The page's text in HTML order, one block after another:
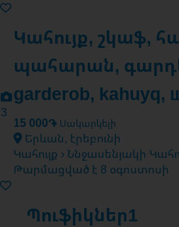
3
Կահույք, շկաֆ,
պահարան,
garderob, kahuyq,
15 000֏ Սակարկելի
Երևան, էրեբունի
Կահույք › Ննջասենյակի
Թարմացված է 8 օգոստոսի
Պուֆիկներ1